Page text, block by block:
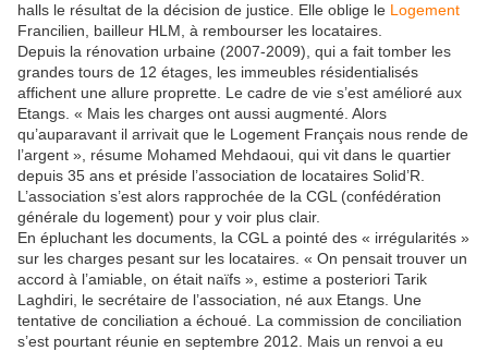
halls le résultat de la décision de justice. Elle oblige le Logement
Francilien, bailleur HLM, à rembourser les locataires.
Depuis la rénovation urbaine (2007-2009), qui a fait tomber les
grandes tours de 12 étages, les immeubles résidentialisés
affichent une allure proprette. Le cadre de vie s’est amélioré aux
Etangs. « Mais les charges ont aussi augmenté. Alors
qu’auparavant il arrivait que le Logement Français nous rende de
l’argent », résume Mohamed Mehdaoui, qui vit dans le quartier
depuis 35 ans et préside l’association de locataires Solid’R.
L’association s’est alors rapprochée de la CGL (confédération
générale du logement) pour y voir plus clair.
En épluchant les documents, la CGL a pointé des « irrégularités »
sur les charges pesant sur les locataires. « On pensait trouver un
accord à l’amiable, on était naïfs », estime a posteriori Tarik
Laghdiri, le secrétaire de l’association, né aux Etangs. Une
tentative de conciliation a échoué. La commission de conciliation
s’est pourtant réunie en septembre 2012. Mais un renvoi a eu